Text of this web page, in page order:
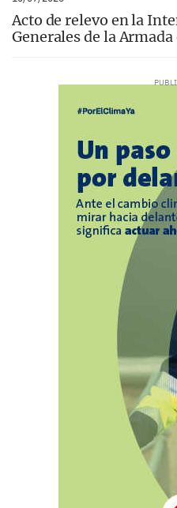
Acto de relevo en la
Generales de la